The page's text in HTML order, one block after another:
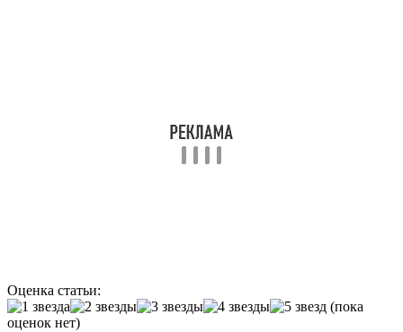
Оценка статьи:
(пока
оценок нет)